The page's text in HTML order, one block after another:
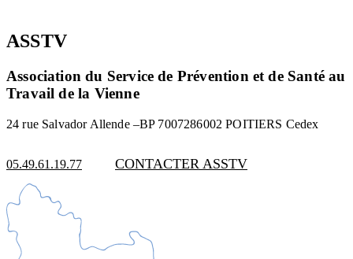
ASSTV
Association du Service de Prévention et de Santé au
Travail de la Vienne
24 rue Salvador Allende –BP 7007286002 POITIERS Cedex
05.49.61.19.77 CONTACTER ASSTV